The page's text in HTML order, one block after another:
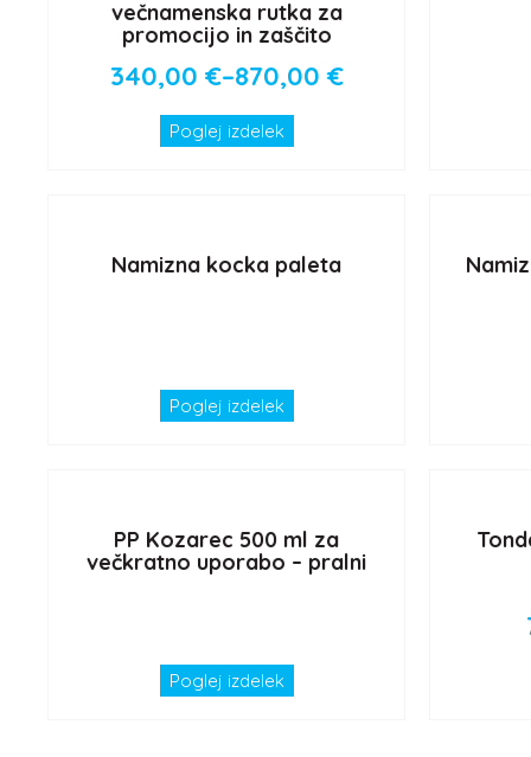
večnamenska rutka za
promocijo in zaščito
340,00 €–870,00 €
Poglej izdelek
Namizna kocka paleta
Poglej izdelek
PP Kozarec 500 ml za
večkratno uporabo – pralni
Poglej izdelek